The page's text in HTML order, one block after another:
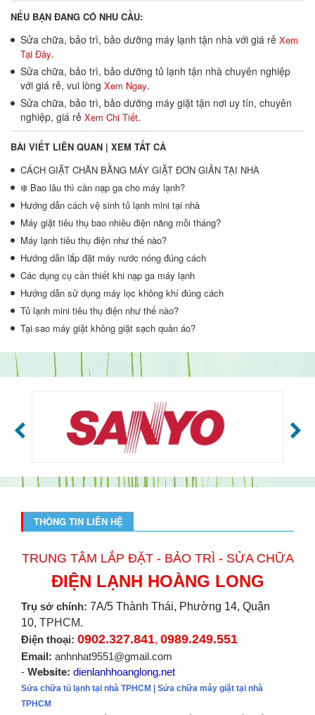
NẾU BẠN ĐANG CÓ NHU CẦU:
Sửa chữa, bảo trì, bảo dưỡng máy lạnh tận nhà với giá rẻ Xem
Tại Đây.
Sửa chữa, bảo trì, bảo dưỡng tủ lạnh tận nhà chuyên nghiệp
với giá rẻ, vui lòng Xem Ngay.
Sửa chữa, bảo trì, bảo dưỡng máy giặt tận nơi uy tín, chuyên
nghiệp, giá rẻ Xem Chi Tiết.
BÀI VIẾT LIÊN QUAN | XEM TẤT CẢ
CÁCH GIẶT CHĂN BẰNG MÁY GIẶT ĐƠN GIẢN TẠI NHÀ
❄️ Bao lâu thì cần nạp ga cho máy lạnh?
Hướng dẫn cách vệ sinh tủ lạnh mini tại nhà
Máy giặt tiêu thụ bao nhiêu điện năng mỗi tháng?
Máy lạnh tiêu thụ điện như thế nào?
Hướng dẫn lắp đặt máy nước nóng đúng cách
Các dụng cụ cần thiết khi nạp ga máy lạnh
Hướng dẫn sử dụng máy lọc không khí đúng cách
Tủ lạnh mini tiêu thụ điện như thế nào?
Tại sao máy giặt không giặt sạch quần áo?
THÔNG TIN LIÊN HỆ
TRUNG TÂM LẮP ĐẶT - BẢO TRÌ - SỬA CHỮA
ĐIỆN LẠNH HOÀNG LONG
Trụ sở chính: 7A/5 Thành Thái, Phường 14, Quận
10, TPHCM.
Điện thoại: 0902.327.841, 0989.249.551
Email: anhnhat9551@gmail.com
- Website: dienlanhhoanglong.net
Sửa chữa tủ lạnh tại nhà TPHCM | Sửa chữa máy giặt tại nhà
TPHCM